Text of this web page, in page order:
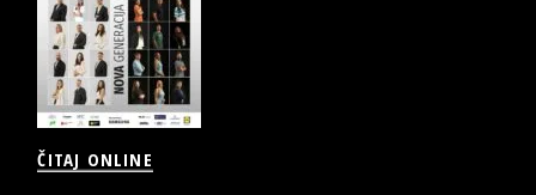
ČITAJ ONLINE